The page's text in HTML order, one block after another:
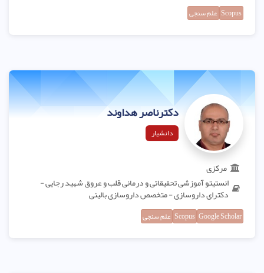
Scopus علم سنجی
دکترناصر هداوند
دانشیار
مرکزی
انستیتو آموزشی تحقیقاتی و درمانی قلب و عروق شهید رجایی -
دکترای داروسازی - متخصص داروسازی بالینی
Google Scholar
Scopus علم سنجی